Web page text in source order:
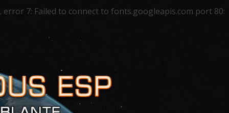
7: Failed to connect to fonts.googleapis.com port 80: